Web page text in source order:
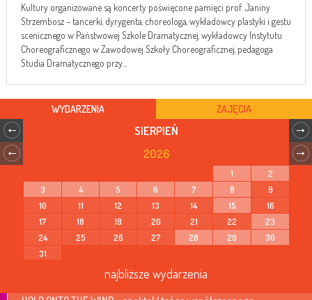
Kultury organizowane są koncerty poświęcone pamięci prof. Janiny
Strzembosz – tancerki, dyrygenta, choreologa, wykładowcy plastyki i gestu
scenicznego w Państwowej Szkole Dramatycznej, wykładowcy Instytutu
Choreograficznego w Zawodowej Szkoły Choreograficznej, pedagoga
Studia Dramatycznego przy...
WYDARZENIA ZAJĘCIA
SIERPIEŃ
2026
1
2
3
4 5 6 7 8
9
10
11 12 13 14 15
16
17
18 19 20 21 22
23
24
25 26 27 28 29
30
31
najbliższe wydarzenia